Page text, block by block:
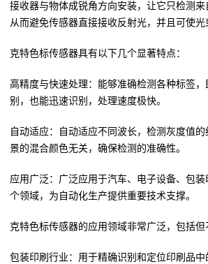
接收器与物体成锐角方向安装，让它只检测来
从而避免传感器直接接收反射光，并且可使光
克特色标传感器具有以下几个显著特点：
高精度与快速处理：能够准确检测各种标签
别，也能迅速识别，处理速度极快。
自动适应：自动适应不同波长，检测灰度值
景的混合颜色无关，确保检测的准确性。
应用广泛：广泛应用于汽车、电子设备、包
个领域，为自动化生产提供重要技术支撑。
克特色标传感器的应用领域非常广泛，包括但
包装印刷行业：用于精确识别和定位印刷品中